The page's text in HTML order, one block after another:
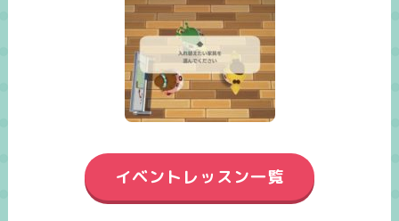
イベントレッスン一覧